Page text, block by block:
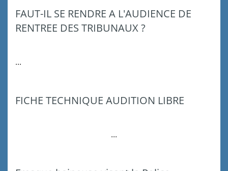
FAUT-IL SE RENDRE A L'AUDIENCE DE
RENTREE DES TRIBUNAUX ?
...
FICHE TECHNIQUE AUDITION LIBRE
...